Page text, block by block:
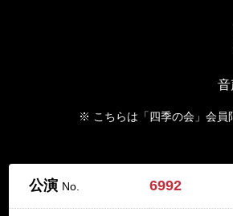
音
※ こちらは「四季の会」会員
公演 No. 6992